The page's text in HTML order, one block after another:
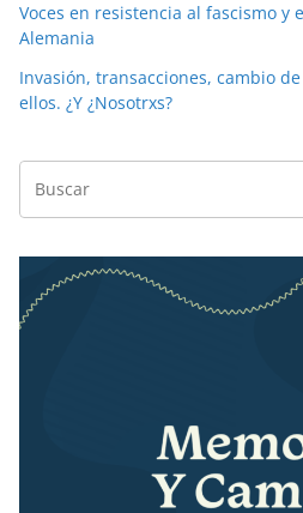
Voces en resistencia al fascismo y
Alemania
Invasión, transacciones, cambio
ellos. ¿Y ¿Nosotrxs?